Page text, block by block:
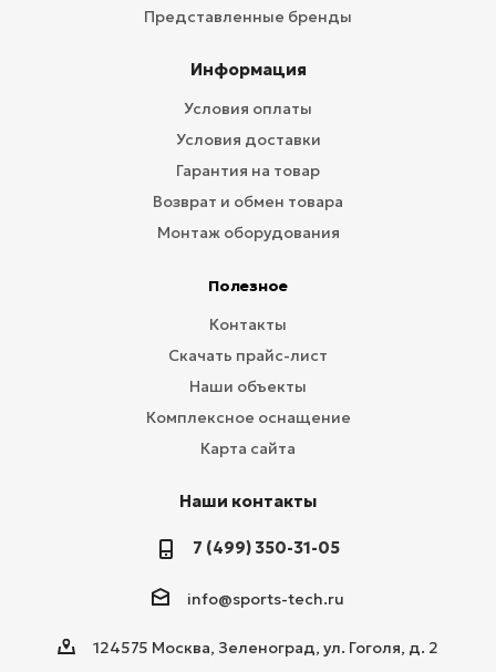
Представленные бренды
Информация
Условия оплаты
Условия доставки
Гарантия на товар
Возврат и обмен товара
Монтаж оборудования
Полезное
Контакты
Скачать прайс-лист
Наши объекты
Комплексное оснащение
Карта сайта
Наши контакты
7 (499) 350-31-05
info@sports-tech.ru
124575 Москва, Зеленоград, ул. Гоголя, д. 2